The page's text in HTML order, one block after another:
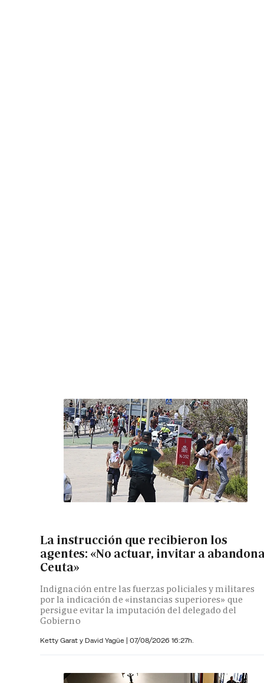
La instrucción que recibieron los
agentes: «No actuar, invitar a
Ceuta»
Indignación entre las fuerzas policiales y militares
por la indicación de «instancias superiores» que
persigue evitar la imputación del delegado del
Gobierno
Ketty Garat y David Yagüe | 07/08/2026 16:27h.